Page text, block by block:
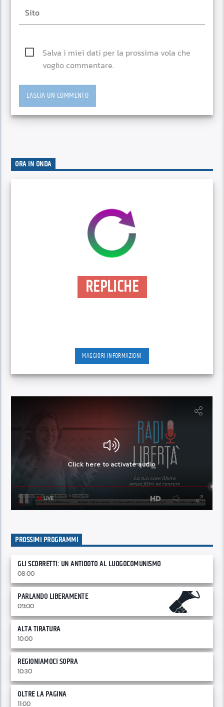
Salva i miei dati per la prossima vola che
voglio commentare.
ORA IN ONDA
REPLICHE
MAGGIORI INFORMAZIONI
PROSSIMI PROGRAMMI
GLI SCORRETTI: UN ANTIDOTO AL LUOGOCOMUNISMO
08:00
PARLANDO LIBERAMENTE
09:00
ALTA TIRATURA
10:00
REGIONIAMOCI SOPRA
10:30
OLTRE LA PAGINA
11:00